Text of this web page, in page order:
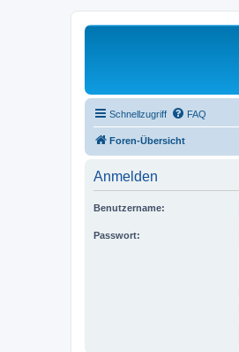
Schnellzugriff FAQ
Foren-Übersicht
Anmelden
Benutzername:
Passwort: